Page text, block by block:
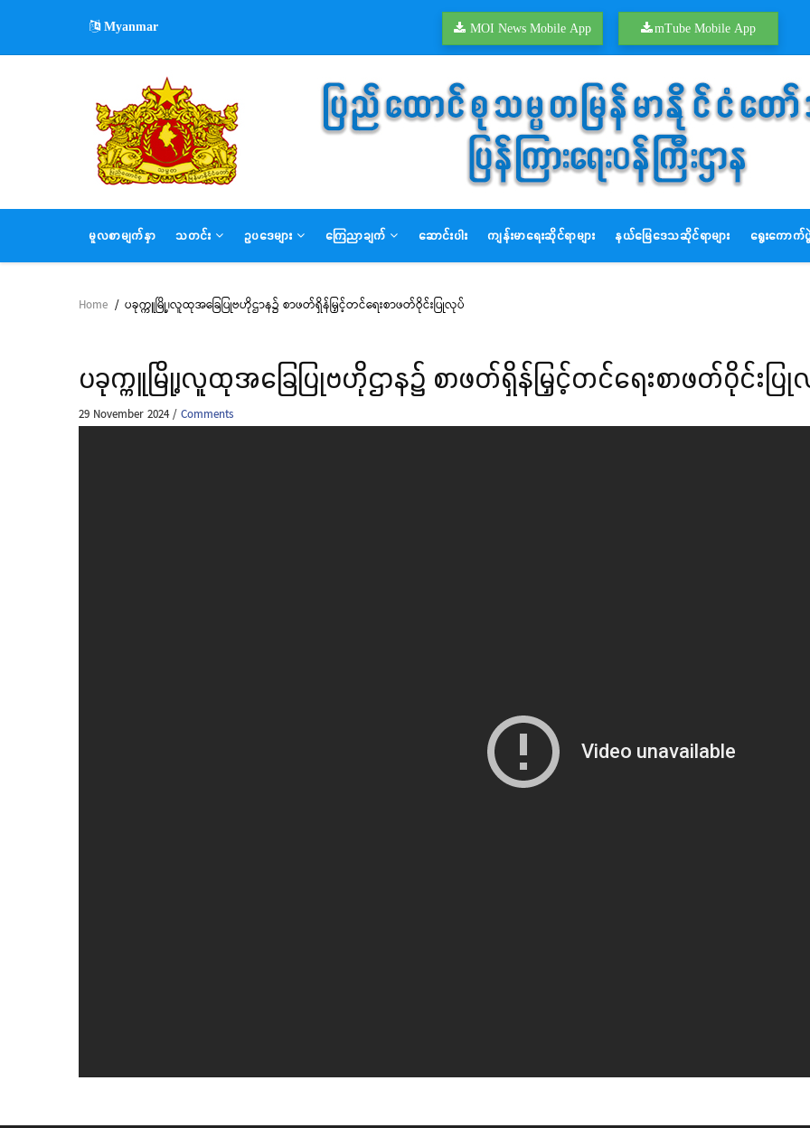
main
Myanmar MOI News Mobile App mTube Mobile App
MAIN
NAVIGATION
မူလစာမျက်နှာ သတင်း ဥပဒေများ ကြေညာချက် ဆောင်းပါး ကျန်းမာရေးဆိုင်ရာများ နယ်မြေဒေသဆိုင်ရာများ ရွေးကောက်
Breadcrumb
Home / ပခုက္ကူမြို့၊လူထုအခြေပြုဗဟိုဌာန၌ စာဖတ်ရှိန်မြှင့်တင်ရေးစာဖတ်ဝိုင်းပြုလုပ်
ပခုက္ကူမြို့၊လူထုအခြေပြုဗဟိုဌာန၌ စာဖတ်ရှိန်မြှင့်တင်ရေးစာဖတ်ဝိုင်းပြု
29 November 2024/Comments